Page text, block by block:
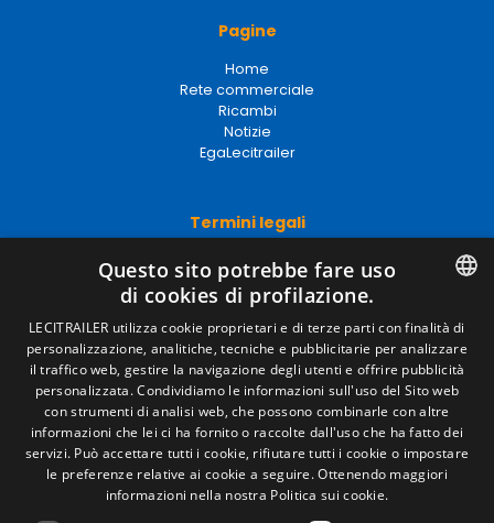
Pagine
Home
Rete commerciale
Ricambi
Notizie
EgaLecitrailer
Termini legali
Avviso legale
Politiche sulla privacy
Politica sui cookie
Condizioni generali di vendita
Gestire i cookie
Contatto
Camino de los Huertos, S/N. Apdo 100 .
50620 - Casetas (Zaragoza) Spagna
SPANISH
ENGLISH
ITALIAN
PORTUGUESE
Questo sito potrebbe fare uso
di cookies di profilazione.
LECITRAILER utilizza cookie proprietari e di terze parti con finalità di
personalizzazione, analitiche, tecniche e pubblicitarie per analizzare
il traffico web, gestire la navigazione degli utenti e offrire pubblicità
personalizzata. Condividiamo le informazioni sull'uso del Sito web
con strumenti di analisi web, che possono combinarle con altre
informazioni che lei ci ha fornito o raccolte dall'uso che ha fatto dei
servizi. Può accettare tutti i cookie, rifiutare tutti i cookie o impostare
le preferenze relative ai cookie a seguire. Ottenendo maggiori
informazioni nella nostra Politica sui cookie.